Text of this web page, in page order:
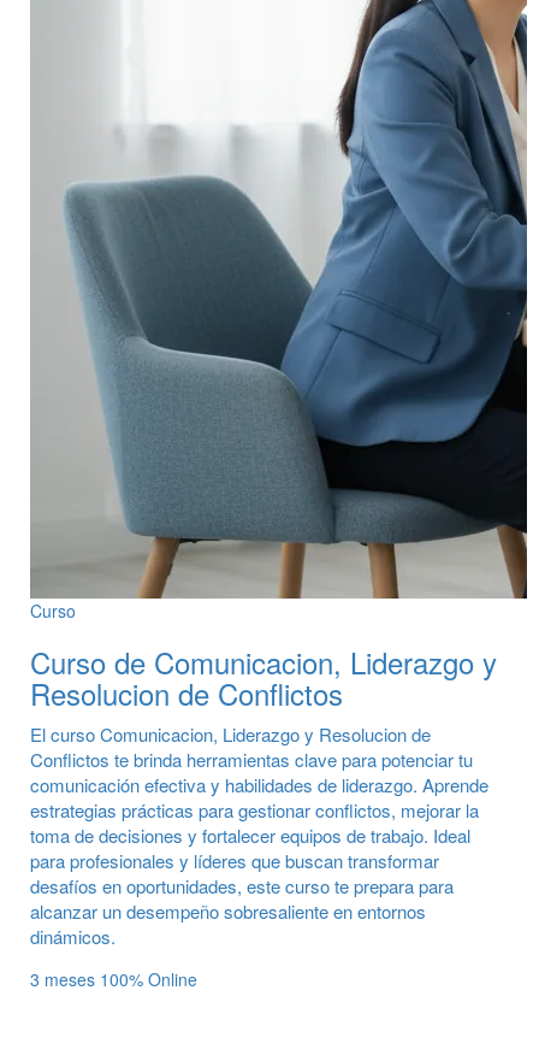
Curso
Curso de Comunicacion, Liderazgo y
Resolucion de Conflictos
El curso Comunicacion, Liderazgo y Resolucion de
Conflictos te brinda herramientas clave para potenciar tu
comunicación efectiva y habilidades de liderazgo. Aprende
estrategias prácticas para gestionar conflictos, mejorar la
toma de decisiones y fortalecer equipos de trabajo. Ideal
para profesionales y líderes que buscan transformar
desafíos en oportunidades, este curso te prepara para
alcanzar un desempeño sobresaliente en entornos
dinámicos.
3 meses 100% Online